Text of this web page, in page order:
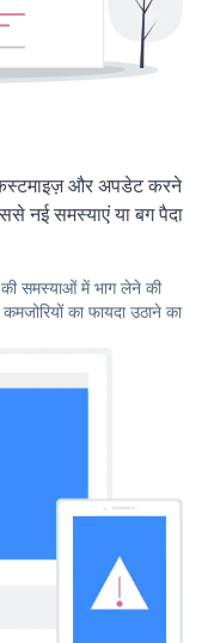
और अपडेट करने
नई समस्याएं या बग पैदा
समस्याओं में भाग लेने की
का फायदा उठाने का